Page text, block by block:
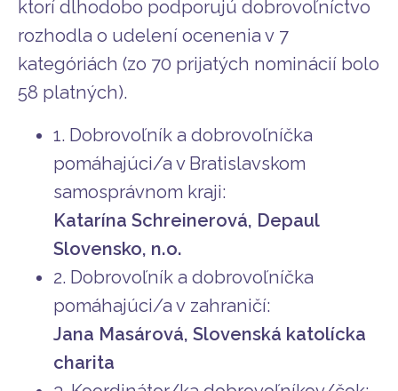
ktorí dlhodobo podporujú dobrovoľníctvo
rozhodla o udelení ocenenia v 7
kategóriách (zo 70 prijatých nominácií bolo
58 platných).
1. Dobrovoľník a dobrovoľníčka
pomáhajúci/a v Bratislavskom
samosprávnom kraji:
Katarína Schreinerová, Depaul
Slovensko, n.o.
2. Dobrovoľník a dobrovoľníčka
pomáhajúci/a v zahraničí:
Jana Masárová, Slovenská katolícka
charita